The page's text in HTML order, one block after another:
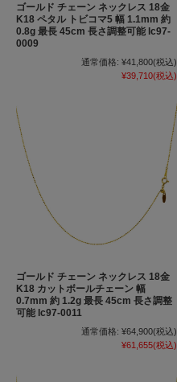
ゴールド チェーン ネックレス 18金
K18 ペタル トビコマ5 幅 1.1mm 約
0.8g 最長 45cm 長さ調整可能 lc97-
0009
通常価格: ¥41,800(税込)
¥39,710(税込)
ゴールド チェーン ネックレス 18金
K18 カットボールチェーン 幅
0.7mm 約 1.2g 最長 45cm 長さ調整
可能 lc97-0011
通常価格: ¥64,900(税込)
¥61,655(税込)